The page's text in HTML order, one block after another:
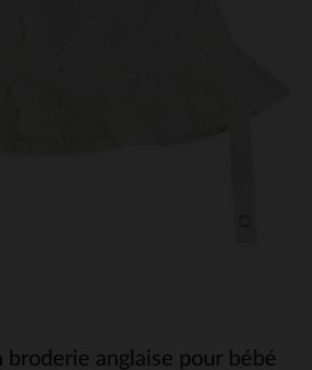
anglaise pour bébé